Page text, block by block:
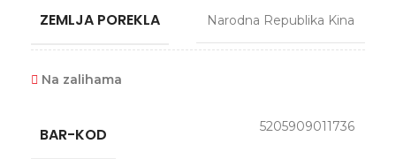
ZEMLJA POREKLA Narodna Republika Kina
Na zalihama
BAR-KOD 5205909011736